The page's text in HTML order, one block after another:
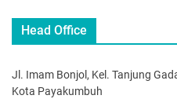
Head Office
Jl. Imam Bonjol, Kel. Tanjung
Kota Payakumbuh